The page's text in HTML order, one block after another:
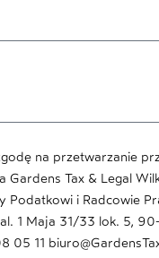
na przetwarzanie
Gardens Tax & Legal
Podatkowi i Radcowie
1 Maja 31/33 lok. 5,
05 11